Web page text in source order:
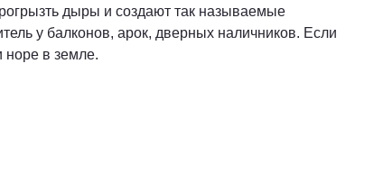
дыры и создают так называемые
у балконов, арок, дверных наличников. Если
норе в земле.